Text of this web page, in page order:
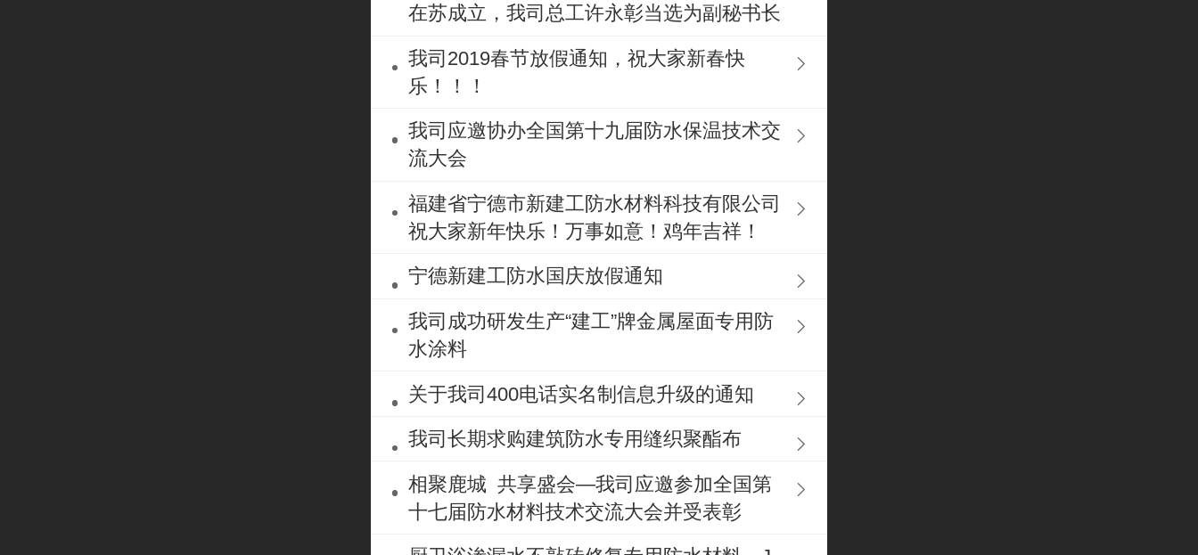
在苏成立，我司总工许永彰当选为副秘书长
我司2019春节放假通知，祝大家新春快
乐！！！
我司应邀协办全国第十九届防水保温技术交
流大会
福建省宁德市新建工防水材料科技有限公司
祝大家新年快乐！万事如意！鸡年吉祥！
宁德新建工防水国庆放假通知
我司成功研发生产“建工”牌金属屋面专用防
水涂料
关于我司400电话实名制信息升级的通知
我司长期求购建筑防水专用缝织聚酯布
相聚鹿城 共享盛会—我司应邀参加全国第
十七届防水材料技术交流大会并受表彰